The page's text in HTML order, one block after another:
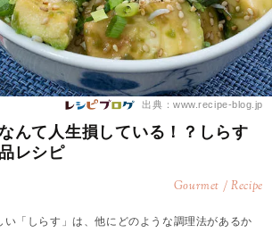
出典：www.recipe-blog.jp
んて人生損している！？しらす
レシピ
Gourmet / Recipe
い「しらす」は、他にどのような調理法があるか